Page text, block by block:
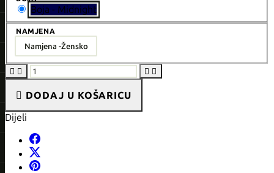
Boja - Midnight
NAMJENA
Namjena -Žensko
   
 DODAJ U KOŠARICU
Dijeli